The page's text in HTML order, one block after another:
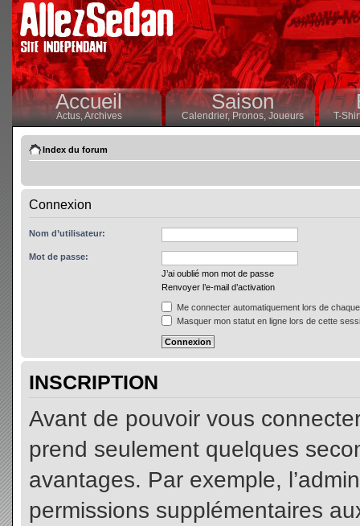
Accueil
Actus,Archives
Saison
Calendrier,Pronos, Joueurs T-
Index du forum
Connexion
Nom d’utilisateur:
Mot de passe:
J’ai oublié mon mot de passe
Renvoyer l’e-mail d’activation
Me connecter automatiquement lors de
Masquer mon statut en ligne lors de cette
INSCRIPTION
Avant de pouvoir vous
prend seulement quelques
avantages. Par exemple,
permissions supplémentaires